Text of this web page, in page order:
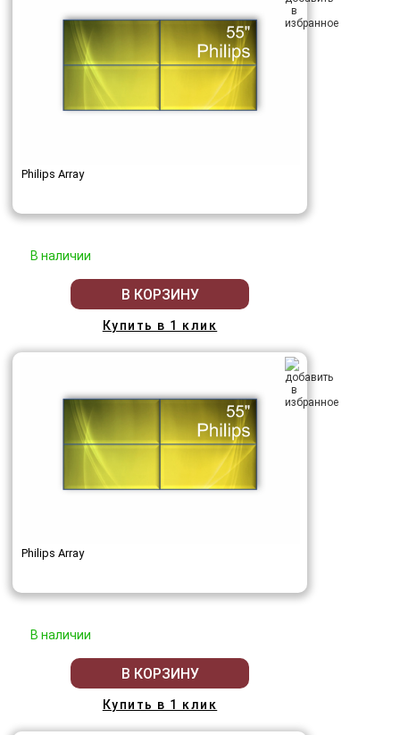
Philips Array
В наличии
В КОРЗИНУ
Купить в 1 клик
Philips Array
В наличии
В КОРЗИНУ
Купить в 1 клик